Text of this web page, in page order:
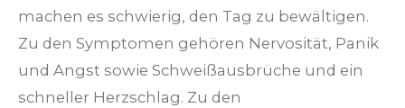
machen es schwierig, den Tag zu bewältigen.
Zu den Symptomen gehören Nervosität, Panik
und Angst sowie Schweißausbrüche und ein
schneller Herzschlag. Zu den